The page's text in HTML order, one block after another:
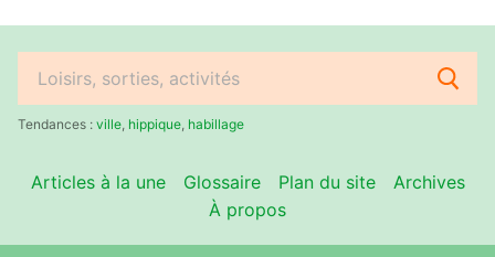
Rechercher
:Tendances : ville hippique habillage
Articles à la une Glossaire Plan du site
Archives
À propos